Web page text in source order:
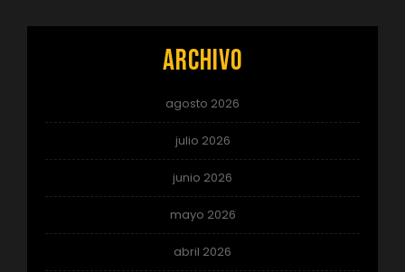
Archivo
agosto 2026
julio 2026
junio 2026
mayo 2026
abril 2026